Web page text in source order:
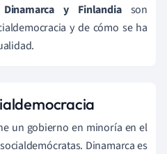
Dinamarca y Finlandiason
y de cómo se ha
un gobierno en minoría en el
Dinamarca es